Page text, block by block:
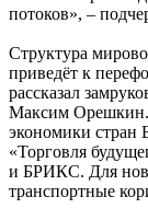
потоков», –
Структура
приведёт к
рассказал
Максим Орешкин.
экономики стран
«Торговля
и БРИКС. Для
транспортные